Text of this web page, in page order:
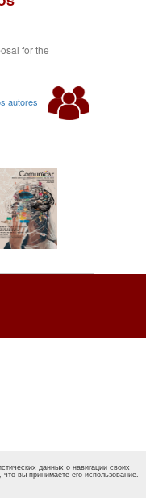
for the
autores
данных о навигации своих
вы принимаете его использование.